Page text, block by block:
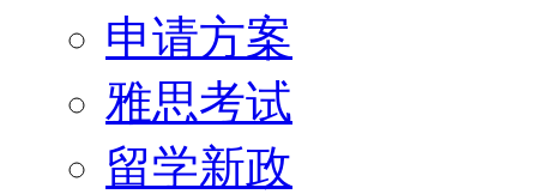
申请方案
雅思考试
留学新政